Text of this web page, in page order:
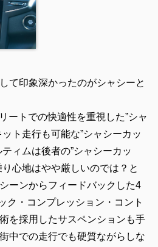
て印象深かったのがシャシーと
ートでの快適性を重視した”シャ
ト走行も可能な”シャシーカッ
ィムは後者の”シャシーカッ
心地はやや厳しいのでは？と
ーンからフィードバックした4
ク・コンプレッション・コント
を採用したサスペンションも手
中での走行でも硬質ながらしな